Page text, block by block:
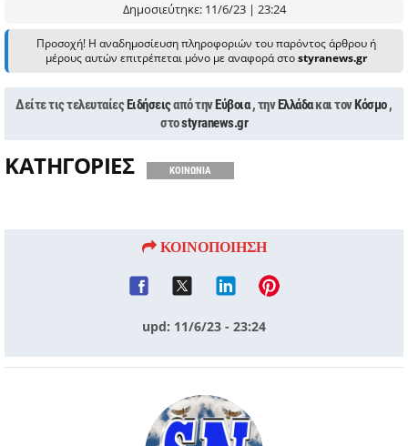
Δημοσιεύτηκε: 11/6/23 | 23:24
Προσοχή! Η αναδημοσίευση πληροφοριών του παρόντος άρθρου ή
μέρους αυτών επιτρέπεται μόνο με αναφορά στοstyranews.gr
Δείτε τις τελευταίεςΕιδήσειςαπό τηνΕύβοια , τηνΕλλάδακαι τονΚόσμο,
στοstyranews.gr
ΚΑΤΗΓΟΡΙΕΣ ΚΟΙΝΩΝΙΑ
ΚΟΙΝΟΠΟΙΗΣΗ
upd: 11/6/23 - 23:24